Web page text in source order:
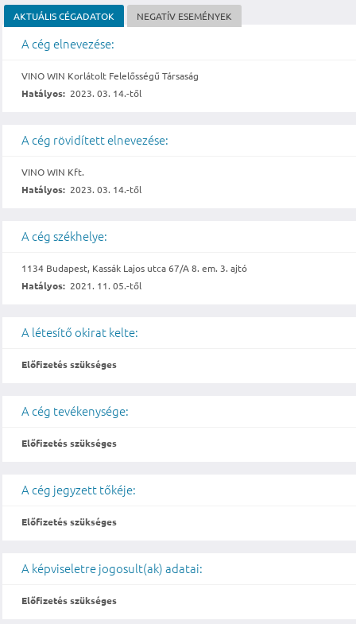
AKTUÁLIS CÉGADATOK NEGATÍV ESEMÉNYEK
A cég elnevezése:
VINO WIN Korlátolt Felelősségű Társaság
Hatályos: 2023. 03. 14.-től
A cég rövidített elnevezése:
VINO WIN Kft.
Hatályos: 2023. 03. 14.-től
A cég székhelye:
1134 Budapest, Kassák Lajos utca 67/A 8. em. 3. ajtó
Hatályos: 2021. 11. 05.-től
A létesítő okirat kelte:
Előfizetés szükséges
A cég tevékenysége:
Előfizetés szükséges
A cég jegyzett tőkéje:
Előfizetés szükséges
A képviseletre jogosult(ak) adatai:
Előfizetés szükséges